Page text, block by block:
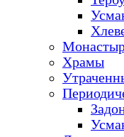
Храмы